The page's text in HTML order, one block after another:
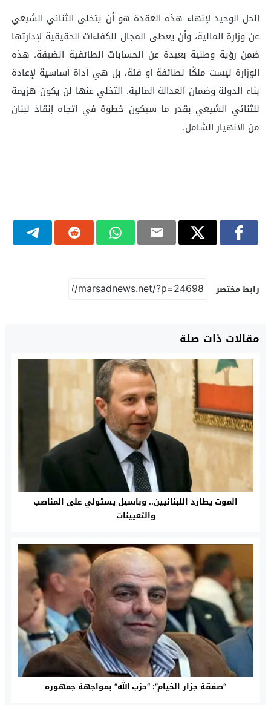
الحل الوحيد لإنهاء هذه العقدة هو أن يتخلى الثنائي الشيعي
عن وزارة المالية، وأن يعطى المجال للكفاءات الحقيقية لإدارتها
ضمن رؤية وطنية بعيدة عن الحسابات الطائفية الضيقة. هذه
الوزارة ليست ملكًا لطائفة أو فئة، بل هي أداة أساسية لإعادة
بناء الدولة وضمان العدالة المالية. التخلي عنها لن يكون هزيمة
للثنائي الشيعي بقدر ما سيكون خطوة في اتجاه إنقاذ لبنان
من الانهيار الشامل.
رابط مختصر
مقالات ذات صلة
الموت يطارد اللبنانيين.. وباسيل يستولي على المناصب
والتعيينات
“صفقة جزار الخيام”: “حزب الله” بمواجهة جمهوره